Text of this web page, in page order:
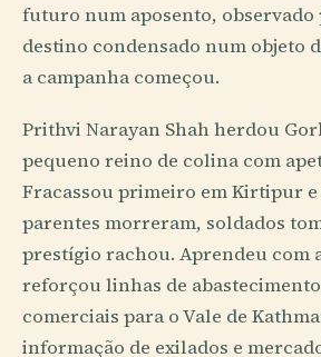
futuro num aposento, observado
destino condensado num objeto
a campanha começou.
Prithvi Narayan Shah herdou
pequeno reino de colina com
Fracassou primeiro em Kirtipur e
parentes morreram, soldados
prestígio rachou. Aprendeu com
reforçou linhas de
comerciais para o Vale de
informação de exilados e